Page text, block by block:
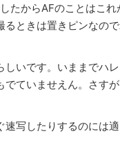
たからAFのことはこれ
るときは置きピンなの
しいです。いままでハ
でていませえん。さす
速写したりするのには